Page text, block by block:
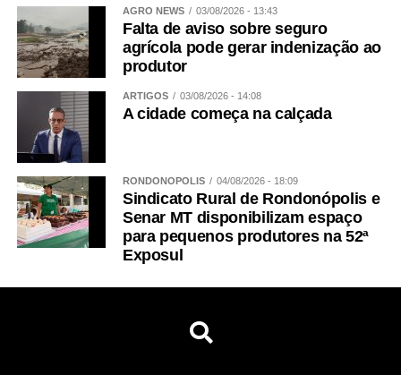
AGRO NEWS 03/08/2026 - 13:43
Falta de aviso sobre seguro
agrícola pode gerar indenização ao
produtor
ARTIGOS 03/08/2026 - 14:08
A cidade começa na calçada
RONDONÓPOLIS 04/08/2026 - 18:09
Sindicato Rural de Rondonópolis e
Senar MT disponibilizam espaço
para pequenos produtores na 52ª
Exposul